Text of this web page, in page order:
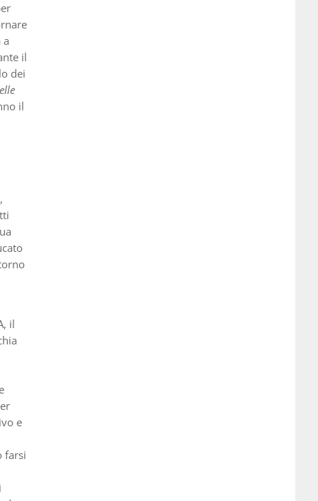
a
il
dei
il
,
il
e
farsi